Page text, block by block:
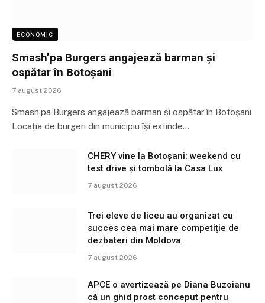
ECONOMIC
Smash’pa Burgers angajează barman și
ospătar în Botoșani
7 august 2026
Smash’pa Burgers angajează barman și ospătar în Botoșani
Locația de burgeri din municipiu își extinde…
CHERY vine la Botoșani: weekend cu
test drive și tombolă la Casa Lux
7 august 2026
Trei eleve de liceu au organizat cu
succes cea mai mare competiție de
dezbateri din Moldova
7 august 2026
APCE o avertizează pe Diana Buzoianu
că un ghid prost conceput pentru